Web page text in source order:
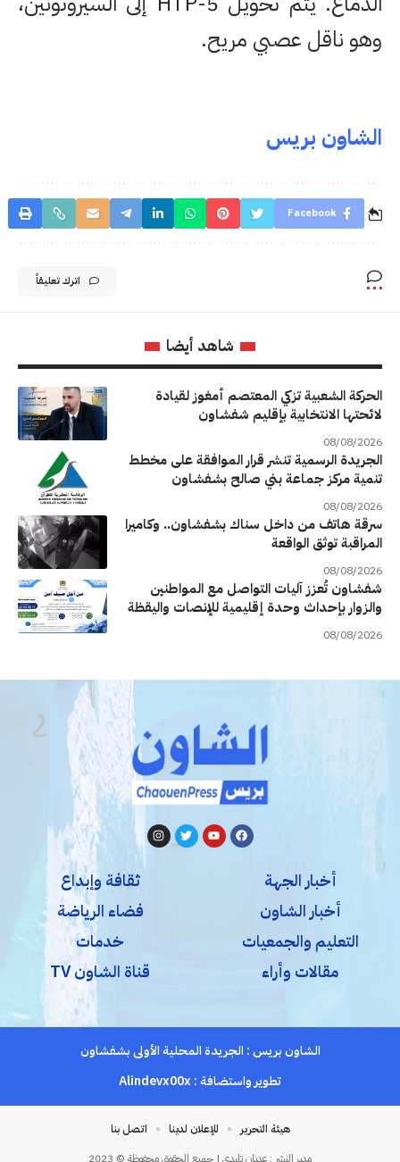
وهو ناقل عصبي مريح.
الشاون بريس
Facebook
اترك تعليقاً
شاهد أيضا
الحركة الشعبية تزكي المعتصم أمغوز لقيادة
لائحتها الانتخابية بإقليم شفشاون
08/08/2026
الجريدة الرسمية تنشر قرار الموافقة على مخطط
تنمية مركز جماعة بني صالح بشفشاون
08/08/2026
سرقة هاتف من داخل سناك بشفشاون.. وكاميرا
المراقبة توثق الواقعة
08/08/2026
شفشاون تُعزز آليات التواصل مع المواطنين
والزوار بإحداث وحدة إقليمية للإنصات واليقظة
08/08/2026
أخبار الجهة
أخبار الشاون
التعليم والجمعيات
مقالات وأراء
ثقافة وإبداع
فضاء الرياضة
خدمات
قناة الشاون TV
الشاون بريس : الجريدة المحلية الأولى بشفشاون
تطوير واستضافة : Alindevx00x
مدير النشر : عدنان تليدي | جميع الحقوق محفوظة © 2023
هيئة التحرير للإعلان لدينا اتصل بنا